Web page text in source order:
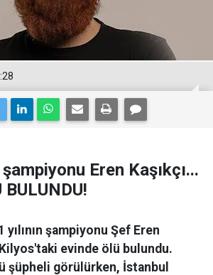
Eren Kaşıkçı...
BULUNDU!
şampiyonu Şef Eren
Kilyos'taki evinde ölü bulundu.
şüpheli görülürken, İstanbul